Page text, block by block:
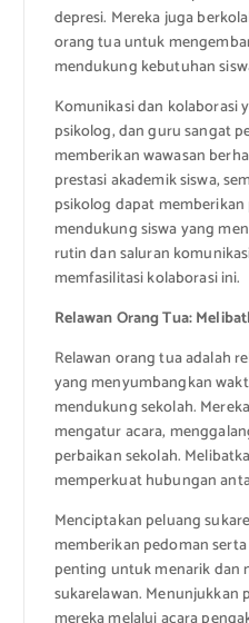
depresi. Mereka juga
orang tua untuk
mendukung kebutuhan
Komunikasi dan kolaborasi
psikolog, dan guru sangat
memberikan wawasan
prestasi akademik siswa,
psikolog dapat
mendukung siswa yang
rutin dan saluran
memfasilitasi kolaborasi ini.
Relawan Orang Tua:
Relawan orang tua adalah
yang menyumbangkan
mendukung sekolah.
mengatur acara,
perbaikan sekolah.
memperkuat hubungan
Menciptakan peluang
memberikan pedoman
penting untuk menarik dan
sukarelawan.